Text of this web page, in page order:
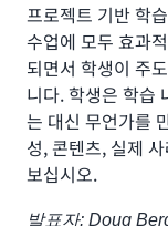
프로젝트 기반 학
수업에 모두 효과
되면서 학생이 주
니다. 학생은 학습
는 대신 무언가를
성, 콘텐츠, 실제
보십시오.
발표자: Doug